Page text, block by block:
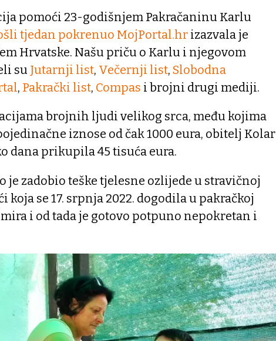
pomoći 23-godišnjem Pakračaninu Karlu
tjedan pokrenuo MojPortal.hr izazvala je
Hrvatske. Našu priču o Karlu i njegovom
su Jutarnji list, Večernji list, Slobodna
, Pakrački list, Compas i brojni drugi mediji.
brojnih ljudi velikog srca, među kojima
iznose od čak 1000 eura, obitelj Kolar
dana prikupila 45 tisuća eura.
je zadobio teške tjelesne ozlijede u stravičnoj
koja se 17. srpnja 2022. dogodila u pakračkoj
i od tada je gotovo potpuno nepokretan i